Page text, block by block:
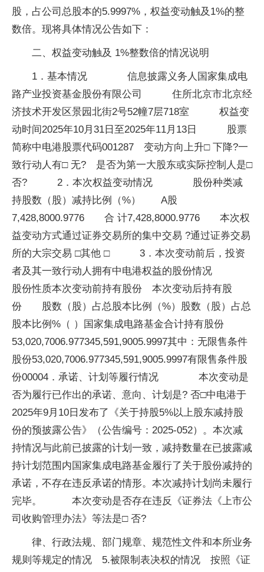
股，占公司总股本的5.9997%，权益变动触及1%的整
数倍。现将具体情况公告如下：
二、权益变动触及 1%整数倍的情况说明
1．基本情况 信息披露义务人国家集成电
路产业投资基金股份有限公司 住所北京市北京经
济技术开发区景园北街2号52幢7层718室 权益变
动时间2025年10月31日至2025年11月13日 股票
简称中电港股票代码001287 变动方向上升□ 下降?一
致行动人有□ 无? 是否为第一大股东或实际控制人是□
否? 2．本次权益变动情况 股份种类减
持股数（股）减持比例（%） A股
7,428,8000.9776 合 计7,428,8000.9776 本次权
益变动方式通过证券交易所的集中交易 ?通过证券交易
所的大宗交易 □其他 □ 3．本次变动前后，投资
者及其一致行动人拥有中电港权益的股份情况
股份性质本次变动前持有股份 本次变动后持有股
份 股数（股）占总股本比例（%）股数（股）占总
股本比例%（ ）国家集成电路基金合计持有股份
53,020,7006.977345,591,9005.9997其中：无限售条件
股份53,020,7006.977345,591,9005.9997有限售条件股
份00004．承诺、计划等履行情况 本次变动是
否为履行已作出的承诺、意向、计划是? 否□中电港于
2025年9月10日发布了《关于持股5%以上股东减持股
份的预披露公告》（公告编号：2025-052）。本次减
持情况与此前已披露的计划一致，减持数量在已披露减
持计划范围内国家集成电路基金履行了关于股份减持的
承诺，不存在违反承诺的情形。本次减持计划尚未履行
完毕。 本次变动是否存在违反《证券法《上市公
司收购管理办法》等法是□ 否?
律、行政法规、部门规章、规范性文件和本所业务
规则等规定的情况 5.被限制表决权的情况 按照《证